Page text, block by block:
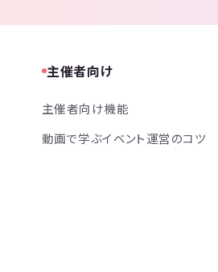
主催者向け
主催者向け機能
動画で学ぶイベント運営のコツ